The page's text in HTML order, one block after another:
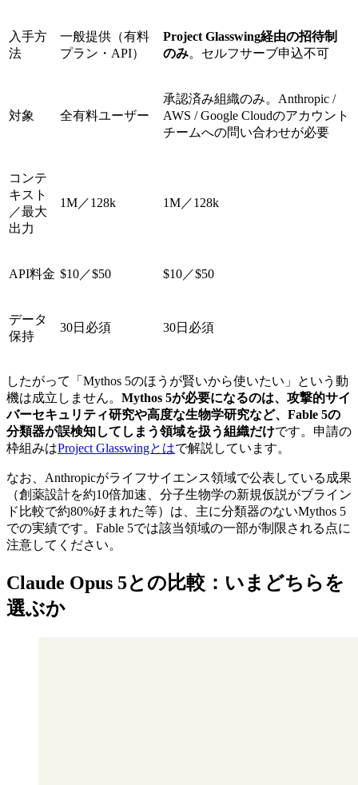
入手方
法
一般提供（有料
プラン・API）
Project Glasswing経由の招待制
のみ。セルフサーブ申込不可
対象 全有料ユーザー
承認済み組織のみ。Anthropic /
AWS / Google Cloudのアカウント
チームへの問い合わせが必要
コンテ
キスト
／最大
出力
1M／128k 1M／128k
API料金 $10／$50 $10／$50
データ
保持
30日必須 30日必須
したがって「Mythos 5のほうが賢いから使いたい」という動
機は成立しません。 Mythos 5が必要になるのは、攻撃的サイ
バーセキュリティ研究や高度な生物学研究など、Fable 5の
分類器が誤検知してしまう領域を扱う組織だけです。申請の
枠組みはProject Glasswingとはで解説しています。
なお、Anthropicがライフサイエンス領域で公表している成果
（創薬設計を約10倍加速、分子生物学の新規仮説がブライン
ド比較で約80%好まれた等）は、主に分類器のないMythos 5
での実績です。Fable 5では該当領域の一部が制限される点に
注意してください。
Claude Opus 5との比較：いまどちらを
選ぶか